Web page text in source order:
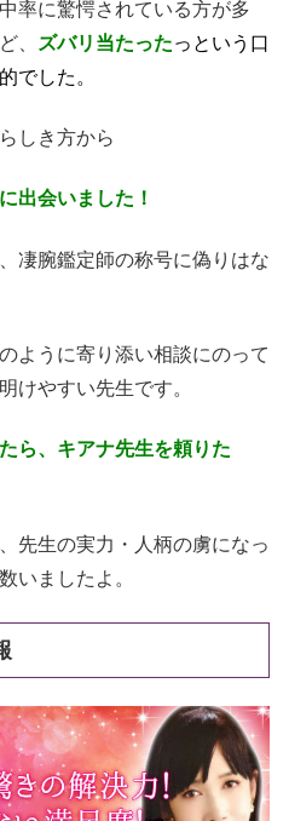
率に驚愕されている方が多
、
ズバリ当たったっという口
でした。
しき方から
出会いました！
凄腕鑑定師の称号に偽りはな
ように寄り添い相談にのって
けやすい先生です。
ら、キアナ先生を頼りた
先生の実力・人柄の虜になっ
いましたよ。